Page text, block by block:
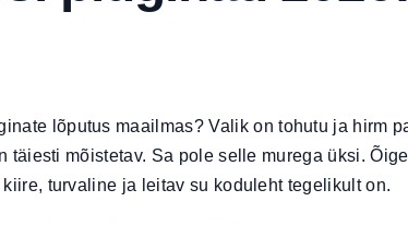
lõputus maailmas? Valik on tohutu ja hirm
mõistetav. Sa pole selle murega üksi.
turvaline ja leitav su koduleht tegelikult on.